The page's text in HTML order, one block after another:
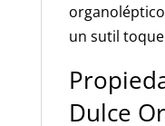
un sutil
Dulce